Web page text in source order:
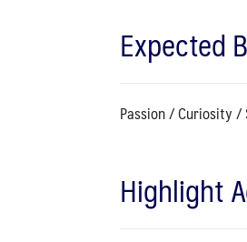
Expected
Passion / Curiosity
Highlight